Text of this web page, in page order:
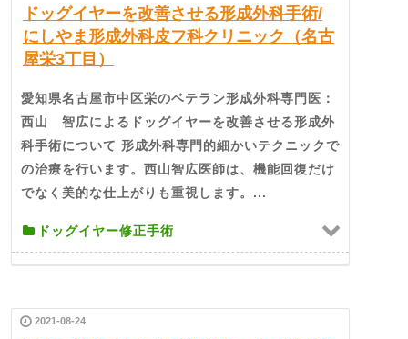
ドッグイヤーを改善させる形成外科手術/
にしやま形成外科皮フ科クリニック（名古
屋栄3丁目）
愛知県名古屋市中区栄のベテラン形成外科専門医：
西山 智広によるドッグイヤーを改善させる形成外
科手術について 形成外科専門的細かいテクニックで
の治療を行います。西山智広医師は、機能回復だけ
でなく美的な仕上がりも重視します。...
ドッグイヤー修正手術
2021-08-24